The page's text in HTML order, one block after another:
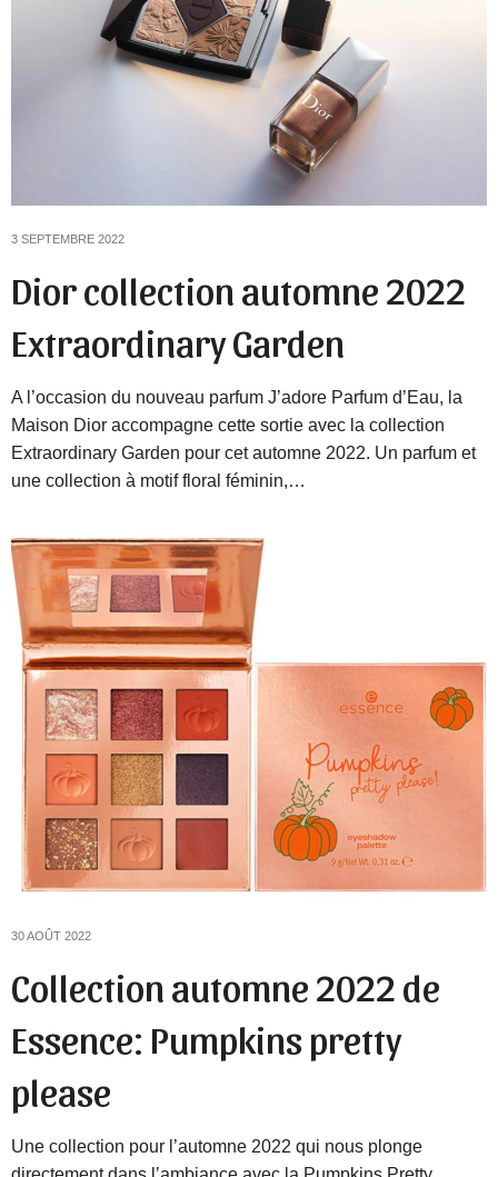
3 SEPTEMBRE 2022
Dior collection automne 2022
Extraordinary Garden
A l’occasion du nouveau parfum J’adore Parfum d’Eau, la
Maison Dior accompagne cette sortie avec la collection
Extraordinary Garden pour cet automne 2022. Un parfum et
une collection à motif floral féminin,…
30 AOÛT 2022
Collection automne 2022 de
Essence: Pumpkins pretty
please
Une collection pour l’automne 2022 qui nous plonge